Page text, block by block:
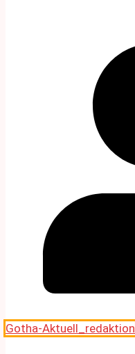
Gotha-Aktuell_redaktion